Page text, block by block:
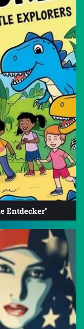
Entdecker"